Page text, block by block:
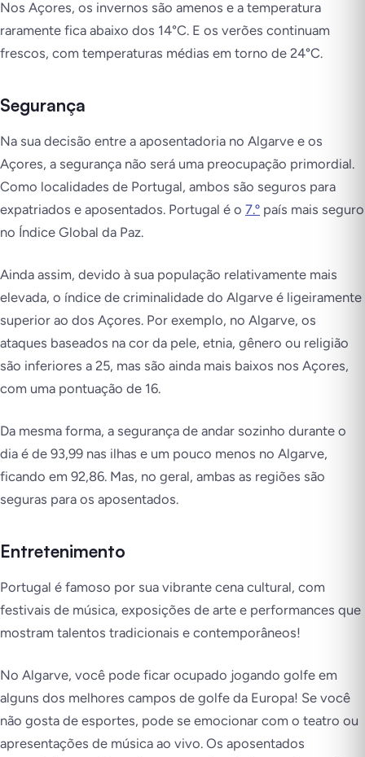
Nos Açores, os invernos são amenos e a temperatura
raramente fica abaixo dos 14°C. E os verões continuam
frescos, com temperaturas médias em torno de 24°C.
Segurança
Na sua decisão entre a aposentadoria no Algarve e os
Açores, a segurança não será uma preocupação primordial.
Como localidades de Portugal, ambos são seguros para
expatriados e aposentados. Portugal é o 7.º país mais seguro
no Índice Global da Paz.
Ainda assim, devido à sua população relativamente mais
elevada, o índice de criminalidade do Algarve é ligeiramente
superior ao dos Açores. Por exemplo, no Algarve, os
ataques baseados na cor da pele, etnia, gênero ou religião
são inferiores a 25, mas são ainda mais baixos nos Açores,
com uma pontuação de 16.
Da mesma forma, a segurança de andar sozinho durante o
dia é de 93,99 nas ilhas e um pouco menos no Algarve,
ficando em 92,86. Mas, no geral, ambas as regiões são
seguras para os aposentados.
Entretenimento
Portugal é famoso por sua vibrante cena cultural, com
festivais de música, exposições de arte e performances que
mostram talentos tradicionais e contemporâneos!
No Algarve, você pode ficar ocupado jogando golfe em
alguns dos melhores campos de golfe da Europa! Se você
não gosta de esportes, pode se emocionar com o teatro ou
apresentações de música ao vivo. Os aposentados